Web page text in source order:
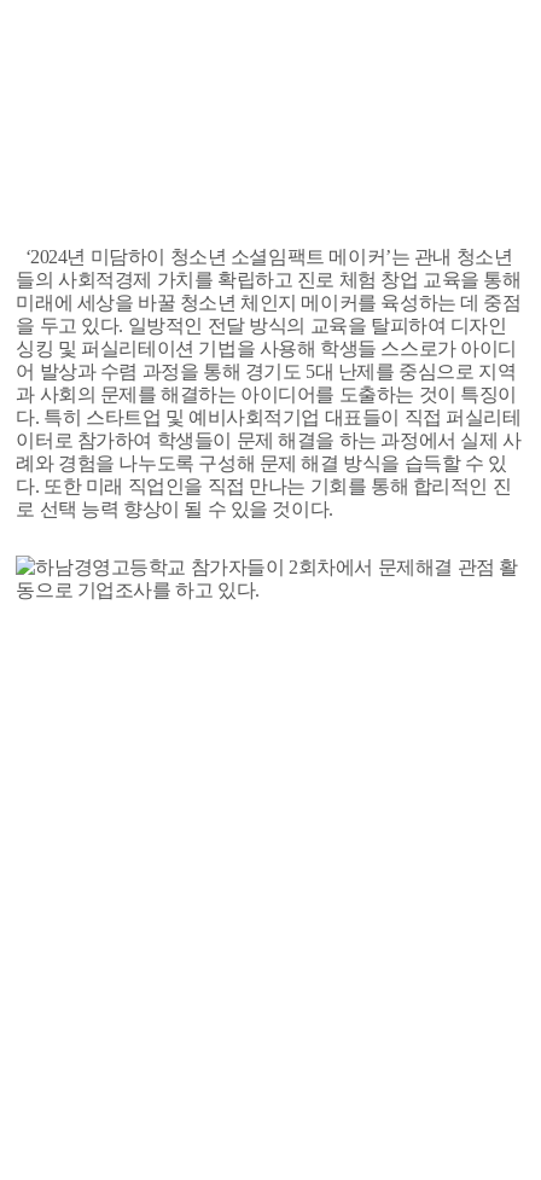
‘2024년 미담하이 청소년 소셜임팩트 메이커’는 관내 청소년
들의 사회적경제 가치를 확립하고 진로 체험 창업 교육을 통해
미래에 세상을 바꿀 청소년 체인지 메이커를 육성하는 데 중점
을 두고 있다. 일방적인 전달 방식의 교육을 탈피하여 디자인
싱킹 및 퍼실리테이션 기법을 사용해 학생들 스스로가 아이디
어 발상과 수렴 과정을 통해 경기도 5대 난제를 중심으로 지역
과 사회의 문제를 해결하는 아이디어를 도출하는 것이 특징이
다. 특히 스타트업 및 예비사회적기업 대표들이 직접 퍼실리테
이터로 참가하여 학생들이 문제 해결을 하는 과정에서 실제 사
례와 경험을 나누도록 구성해 문제 해결 방식을 습득할 수 있
다. 또한 미래 직업인을 직접 만나는 기회를 통해 합리적인 진
로 선택 능력 향상이 될 수 있을 것이다.